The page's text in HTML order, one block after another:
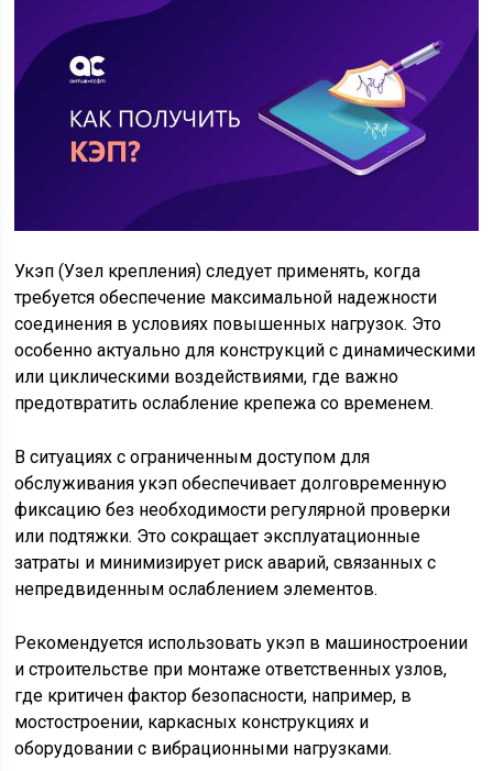
Укэп (Узел крепления) следует применять, когда
требуется обеспечение максимальной надежности
соединения в условиях повышенных нагрузок. Это
особенно актуально для конструкций с динамическими
или циклическими воздействиями, где важно
предотвратить ослабление крепежа со временем.
В ситуациях с ограниченным доступом для
обслуживания укэп обеспечивает долговременную
фиксацию без необходимости регулярной проверки
или подтяжки. Это сокращает эксплуатационные
затраты и минимизирует риск аварий, связанных с
непредвиденным ослаблением элементов.
Рекомендуется использовать укэп в машиностроении
и строительстве при монтаже ответственных узлов,
где критичен фактор безопасности, например, в
мостостроении, каркасных конструкциях и
оборудовании с вибрационными нагрузками.